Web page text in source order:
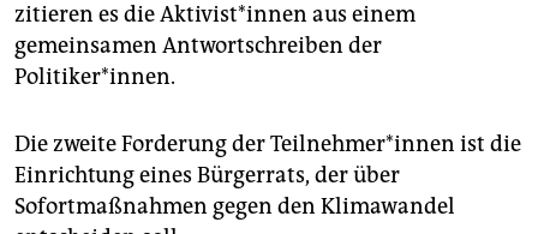
zitieren es die Ak­ti­vis­t*in­nen aus einem
gemeinsamen Antwortschreiben der
Politiker*innen.
Die zweite Forderung der Teil­neh­me­r*in­nen ist die
Einrichtung eines Bürgerrats, der über
Sofortmaßnahmen gegen den Klimawandel